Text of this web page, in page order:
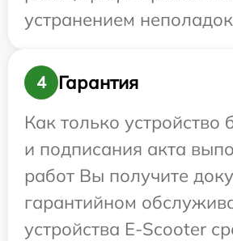
устранением
4
Гарантия
Как только устройство
и подписания акта
работ Вы получите
гарантийном
устройства E-Scooter